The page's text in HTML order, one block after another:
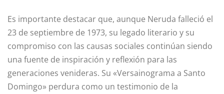
Es importante destacar que, aunque Neruda falleció el
23 de septiembre de 1973, su legado literario y su
compromiso con las causas sociales continúan siendo
una fuente de inspiración y reflexión para las
generaciones venideras. Su «Versainograma a Santo
Domingo» perdura como un testimonio de la